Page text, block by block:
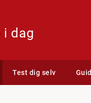
i dag
Test dig selv